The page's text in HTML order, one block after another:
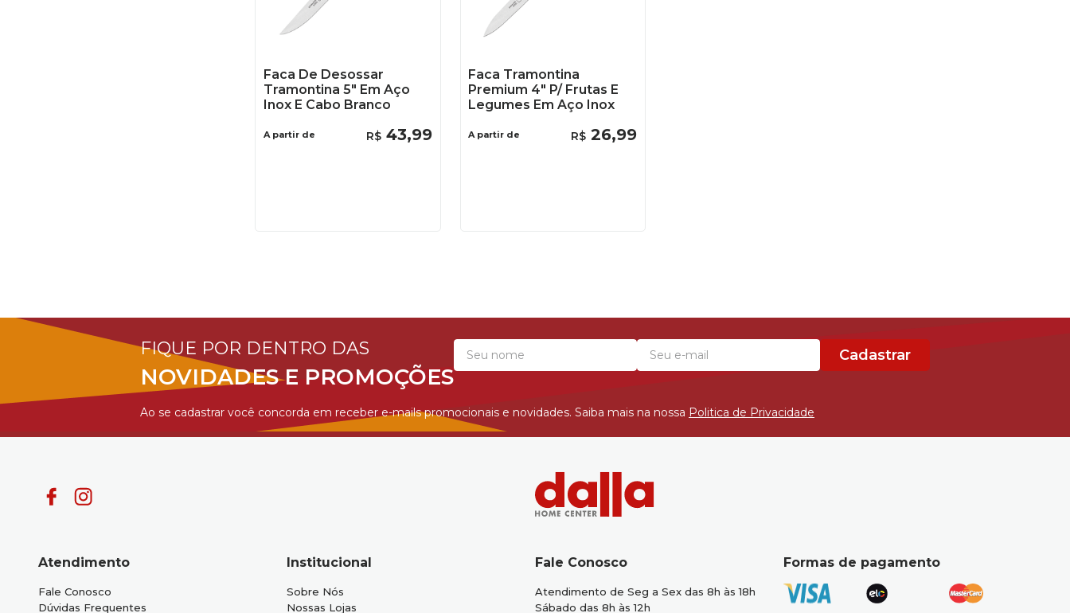
Faca De Desossar
Tramontina 5" Em Aço
Inox E Cabo Branco
A partir de R$ 43,99
Faca Tramontina
Premium 4" P/ Frutas E
Legumes Em Aço Inox
A partir de R$ 26,99
FIQUE POR DENTRO DAS
NOVIDADES E PROMOÇÕES
Ao se cadastrar você concorda em receber e-mails promocionais e novidades. Saiba mais na nossa Politica de Privacidade
Cadastrar
Atendimento
Fale Conosco
Dúvidas Frequentes
Institucional
Sobre Nós
Nossas Lojas
Fale Conosco
Atendimento de Seg a Sex das 8h às 18h
Sábado das 8h às 12h
Formas de pagamento